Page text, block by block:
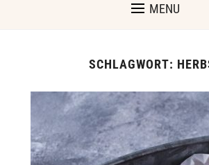
MENU
SCHLAGWORT: